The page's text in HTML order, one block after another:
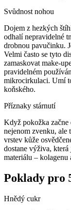
Svůdnost nohou
Dojem z hezkých
odhalí nepravidelné
drobnou pavučinku.
Velmi často se tyto
zamaskovat make-
pravidelném
mikrocirkulaci. Umí
koňského.
Příznaky stárnutí
Když pokožka začne
nejenom zvenku, ale
vrstev kůže
dostane výživa,
materiálu – kolagenu
Poklady pro
Hnědý cukr